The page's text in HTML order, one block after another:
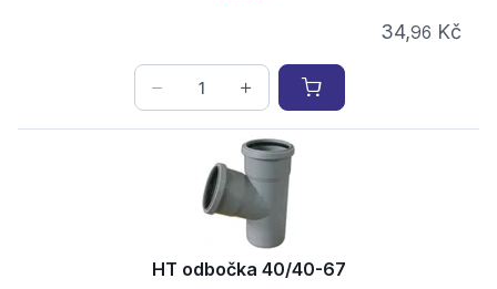
34,96 Kč
HT odbočka 40/40-67